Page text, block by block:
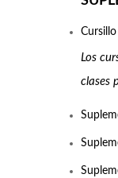
Los
clases